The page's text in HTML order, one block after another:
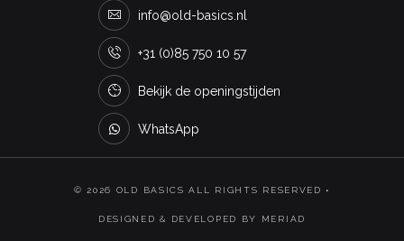
info@old-basics.nl
+31 (0)85 750 10 57
Bekijk de openingstijden
WhatsApp
© 2026 OLD BASICS ALL RIGHTS RESERVED •
DESIGNED & DEVELOPED BY MERIAD